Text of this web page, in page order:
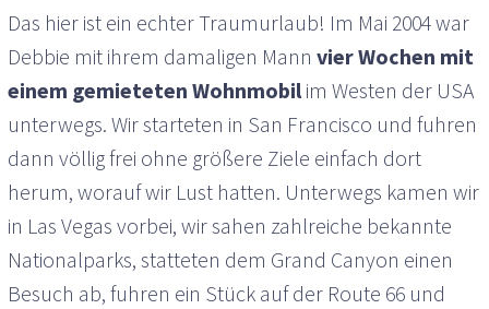
Das hier ist ein echter Traumurlaub! Im Mai 2004 war
Debbie mit ihrem damaligen Mann vier Wochen mit
einem gemieteten Wohnmobil im Westen der USA
unterwegs. Wir starteten in San Francisco und fuhren
dann völlig frei ohne größere Ziele einfach dort
herum, worauf wir Lust hatten. Unterwegs kamen wir
in Las Vegas vorbei, wir sahen zahlreiche bekannte
Nationalparks, statteten dem Grand Canyon einen
Besuch ab, fuhren ein Stück auf der Route 66 und